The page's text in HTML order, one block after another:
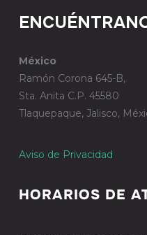
México
Ramón Corona 645-B,
Sta. Anita C.P. 45580
Tlaquepaque, Jalisco,
Aviso de Privacidad
HORARIOS DE